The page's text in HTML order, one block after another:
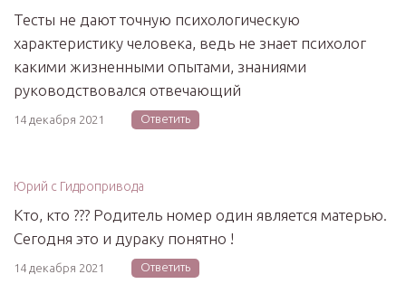
Тесты не дают точную психологическую
характеристику человека, ведь не знает психолог
какими жизненными опытами, знаниями
руководствовался отвечающий
14 декабря 2021 Ответить
Юрий с Гидропривода
Кто, кто ??? Родитель номер один является матерью.
Сегодня это и дураку понятно !
14 декабря 2021 Ответить